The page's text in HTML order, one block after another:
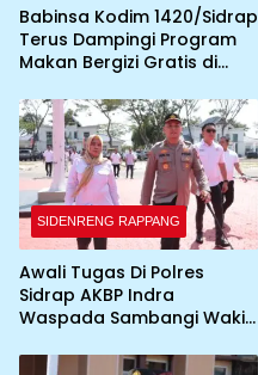
Babinsa Kodim 1420/Sidrap
Terus Dampingi Program
Makan Bergizi Gratis di
SIDENRENG RAPPANG
Awali Tugas Di Polres
Sidrap AKBP Indra
Waspada Sambangi Wakil